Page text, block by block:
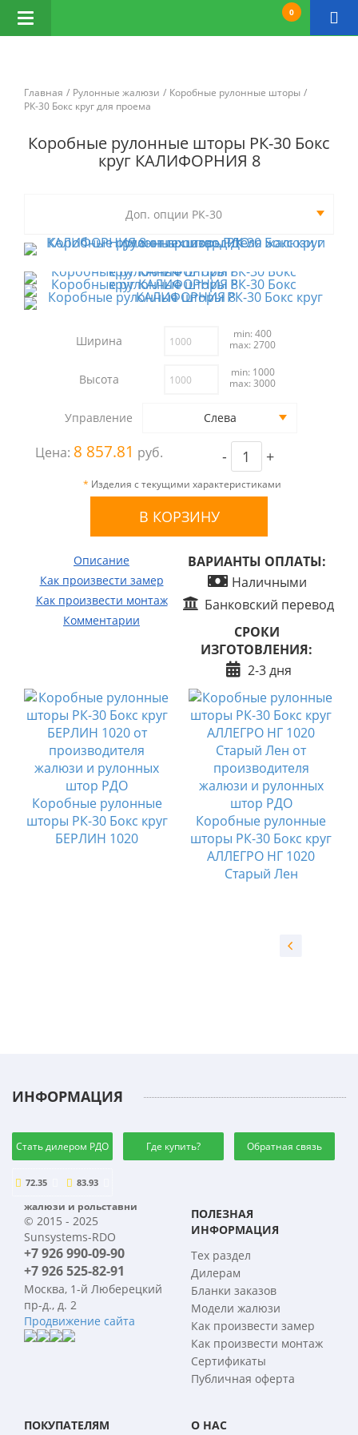
0
Открыть
навигацию
Главная Рулонные жалюзи
Коробные рулонные шторы
РК-30 Бокс круг для проема
Коробные рулонные шторы РК-30 Бокс
круг КАЛИФОРНИЯ 8
Доп. опции РК-30
Ширина
min: 400
max: 2700
Высота
min: 1000
max: 3000
Управление Слева
Цена: 8 857.81 руб. - +
* Изделия с текущими характеристиками
Описание
Как произвести замер
Как произвести монтаж
Комментарии
ВАРИАНТЫ ОПЛАТЫ:
Наличными
Банковский перевод
СРОКИ
ИЗГОТОВЛЕНИЯ:
2-3 дня
Коробные рулонные
шторы РК-30 Бокс круг
БЕРЛИН 1020
Коробные рулонные
шторы РК-30 Бокс круг
АЛЛЕГРО НГ 1020
Старый Лен
ИНФОРМАЦИЯ
Стать дилером РДО Где купить? Обратная связь
72.35 83.93
жалюзи и рольставни
© 2015 - 2025
Sunsystems-RDO
+7 926 990-09-90
+7 926 525-82-91
Москва, 1-й Люберецкий
пр-д., д. 2
Продвижение сайта
ПОЛЕЗНАЯ
ИНФОРМАЦИЯ
Тех раздел
Дилерам
Бланки заказов
Модели жалюзи
Как произвести замер
Как произвести монтаж
Сертификаты
Публичная оферта
ПОКУПАТЕЛЯМ О НАС